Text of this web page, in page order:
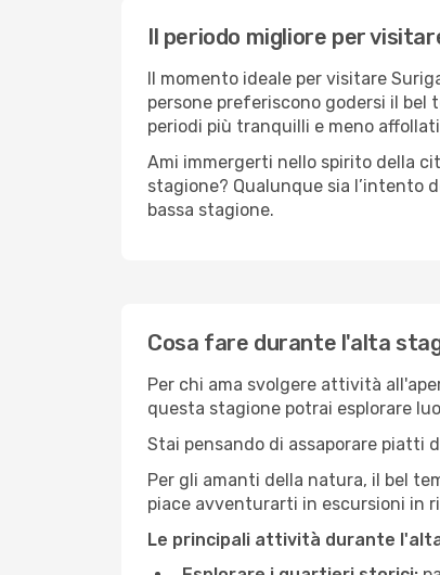
Il periodo migliore per
Il momento ideale per visitare
persone preferiscono godersi il bel
periodi più tranquilli e meno
Ami immergerti nello spirito della
stagione? Qualunque sia l’intento
bassa stagione.
Cosa fare durante l'alta
Per chi ama svolgere attività
questa stagione potrai esplorare
Stai pensando di assaporare piatti
Per gli amanti della natura, il bel
piace avventurarti in escursioni in
Le principali attività durante